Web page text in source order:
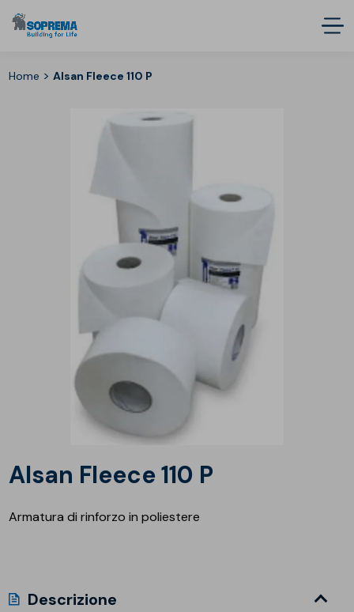
Home >Alsan Fleece 110 P
Alsan Fleece 110 P
Armatura di rinforzo in poliestere
Descrizione